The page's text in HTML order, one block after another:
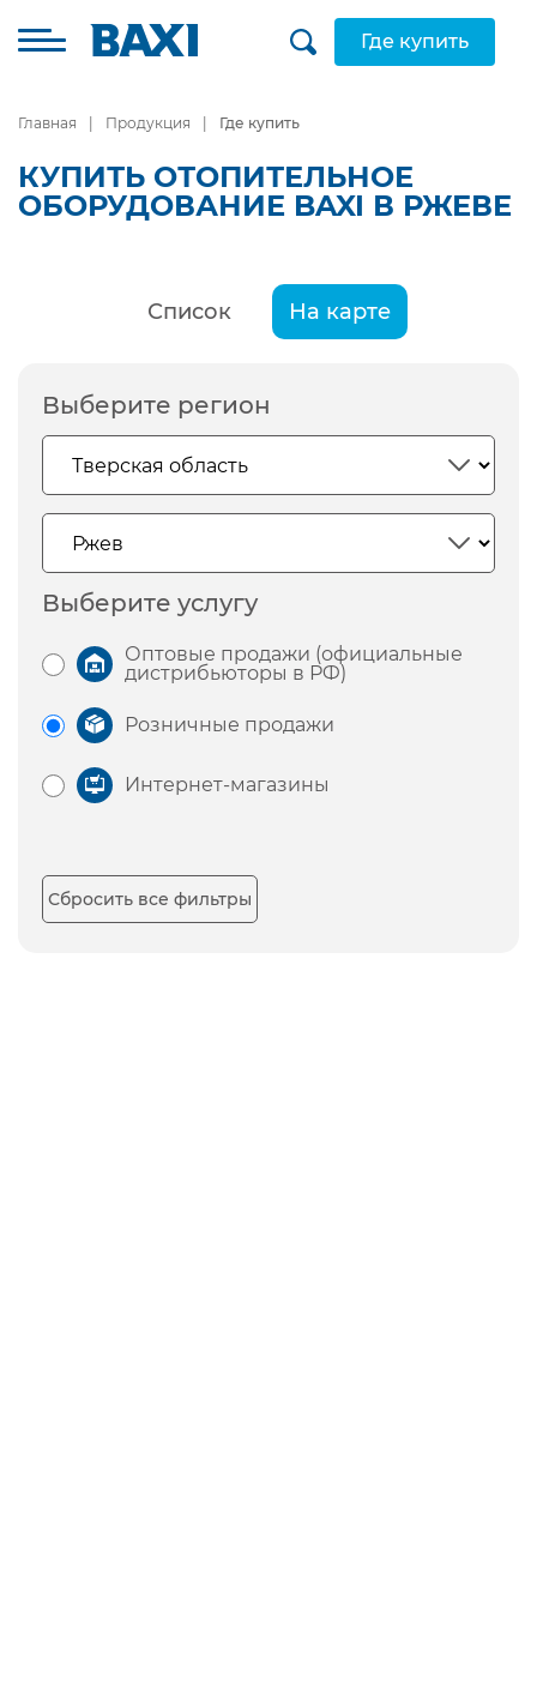
Где купить
Главная Продукция Где купить
КУПИТЬ ОТОПИТЕЛЬНОЕ
ОБОРУДОВАНИЕ BAXI В РЖЕВЕ
Список На карте
Выберите регион
Выберите услугу
Оптовые продажи (официальные
дистрибьюторы в РФ)
Розничные продажи
Интернет-магазины
Сбросить все фильтры